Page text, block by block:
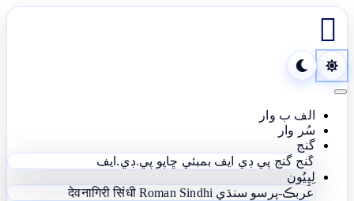

Toggle navigation
الف ب وار
سُر وار
گنج
گنج گنج پي ڊي ايف بمبئي ڇاپو پي.ڊي.ايف
لِپِيُون
عربڪ-پرسو سنڌي
देवनागिरी सिंधी Roman Sindhi